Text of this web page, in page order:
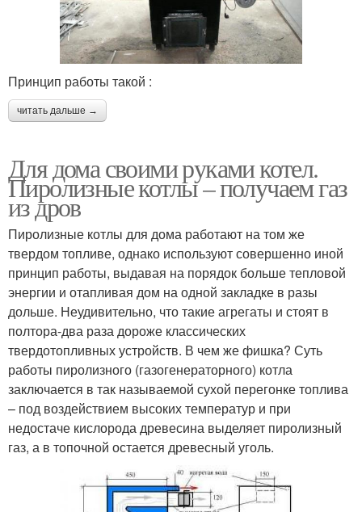
Принцип работы такой :
читать дальше →
Для дома своими руками котел.
Пиролизные котлы – получаем газ
из дров
Пиролизные котлы для дома работают на том же
твердом топливе, однако используют совершенно иной
принцип работы, выдавая на порядок больше тепловой
энергии и отапливая дом на одной закладке в разы
дольше. Неудивительно, что такие агрегаты и стоят в
полтора-два раза дороже классических
твердотопливных устройств. В чем же фишка? Суть
работы пиролизного (газогенераторного) котла
заключается в так называемой сухой перегонке топлива
– под воздействием высоких температур и при
недостаче кислорода древесина выделяет пиролизный
газ, а в топочной остается древесный уголь.